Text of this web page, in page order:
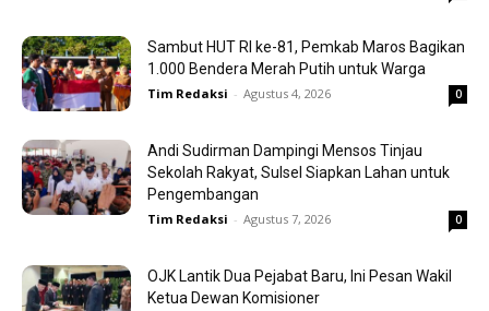
Sambut HUT RI ke-81, Pemkab Maros Bagikan
1.000 Bendera Merah Putih untuk Warga
Tim Redaksi - Agustus 4, 2026 0
Andi Sudirman Dampingi Mensos Tinjau
Sekolah Rakyat, Sulsel Siapkan Lahan untuk
Pengembangan
Tim Redaksi - Agustus 7, 2026 0
OJK Lantik Dua Pejabat Baru, Ini Pesan Wakil
Ketua Dewan Komisioner